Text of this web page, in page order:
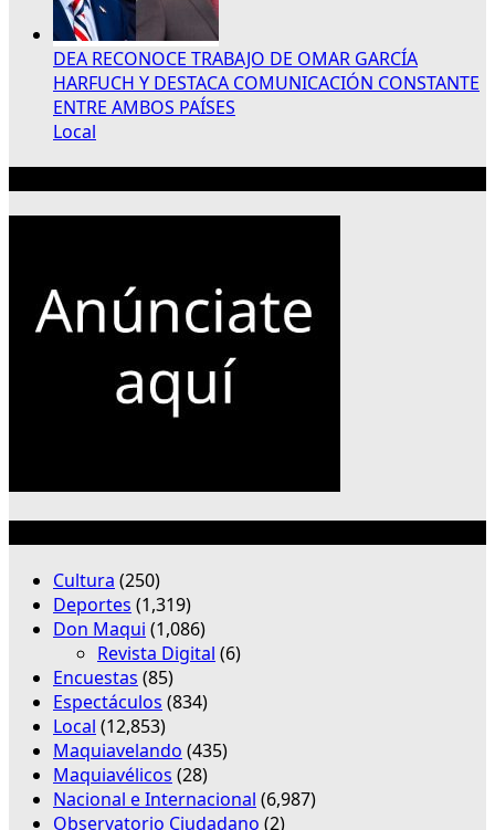
DEA RECONOCE TRABAJO DE OMAR GARCÍA
HARFUCH Y DESTACA COMUNICACIÓN CONSTANTE
ENTRE AMBOS PAÍSES
Local
Cultura (250)
Deportes (1,319)
Don Maqui (1,086)
Revista Digital (6)
Encuestas (85)
Espectáculos (834)
Local (12,853)
Maquiavelando (435)
Maquiavélicos (28)
Nacional e Internacional (6,987)
Observatorio Ciudadano (2)